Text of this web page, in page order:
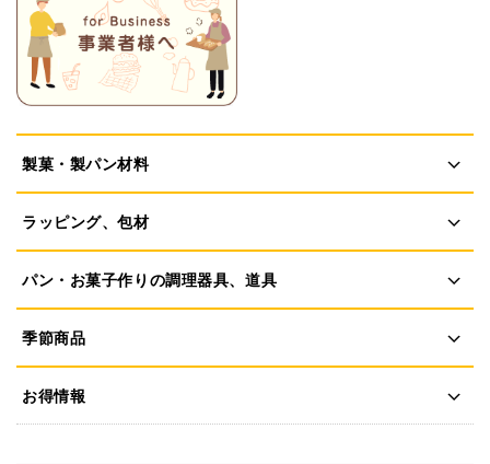
製菓・製パン材料
ラッピング、包材
パン・お菓子作りの調理器具、道具
季節商品
お得情報